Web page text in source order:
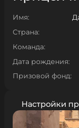
Имя:
Страна:
Команда:
Дата рождения:
Призовой фонд:
Настройки